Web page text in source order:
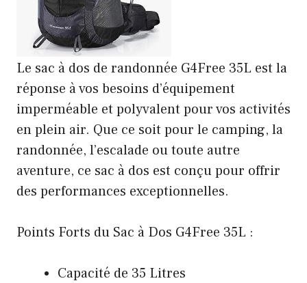
Le sac à dos de randonnée G4Free 35L est la
réponse à vos besoins d’équipement
imperméable et polyvalent pour vos activités
en plein air. Que ce soit pour le camping, la
randonnée, l’escalade ou toute autre
aventure, ce sac à dos est conçu pour offrir
des performances exceptionnelles.
Points Forts du Sac à Dos G4Free 35L :
Capacité de 35 Litres